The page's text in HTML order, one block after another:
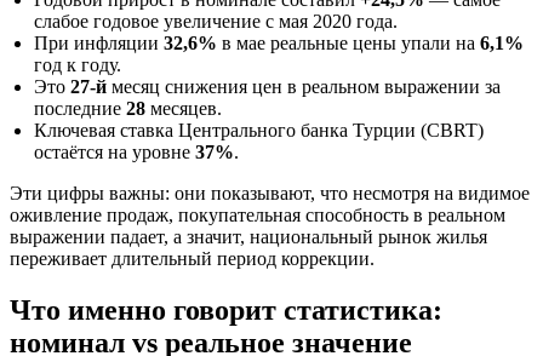
слабое годовое увеличение с мая 2020 года.
При инфляции 32,6% в мае реальные цены упали на 6,1%
год к году.
Это 27-й месяц снижения цен в реальном выражении за
последние 28 месяцев.
Ключевая ставка Центрального банка Турции (CBRT)
остаётся на уровне 37%.
Эти цифры важны: они показывают, что несмотря на видимое
оживление продаж, покупательная способность в реальном
выражении падает, а значит, национальный рынок жилья
переживает длительный период коррекции.
Что именно говорит статистика:
номинал vs реальное значение